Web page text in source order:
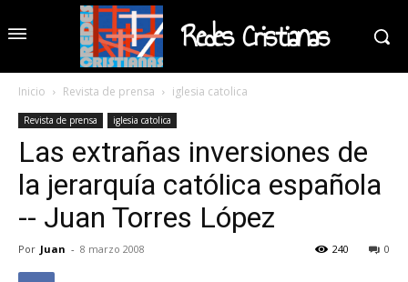
Redes Cristianas
Inicio Revista de prensa iglesia catolica
Revista de prensa iglesia catolica
Las extrañas inversiones de
la jerarquía católica española
-- Juan Torres López
Por Juan - 8 marzo 2008 0
240